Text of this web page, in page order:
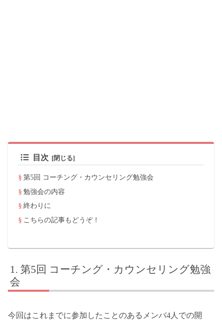
目次
第5回 コーチング・カウンセリング勉強会
勉強会の内容
終わりに
こちらの記事もどうぞ！
第5回 コーチング・カウンセリング勉強
会
今回はこれまでに参加したことのあるメンバ4人での開